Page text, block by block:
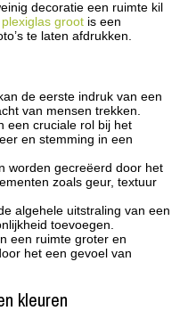
decoratie een ruimte kil
groot is een
te laten afdrukken.
de eerste indruk van een
van mensen trekken.
een cruciale rol bij het
en stemming in een
worden gecreëerd door het
zoals geur, textuur
algehele uitstraling van een
toevoegen.
een ruimte groter en
het een gevoel van
kleuren